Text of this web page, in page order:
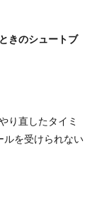
きのシュートブ
り直したタイミ
ルを受けられない